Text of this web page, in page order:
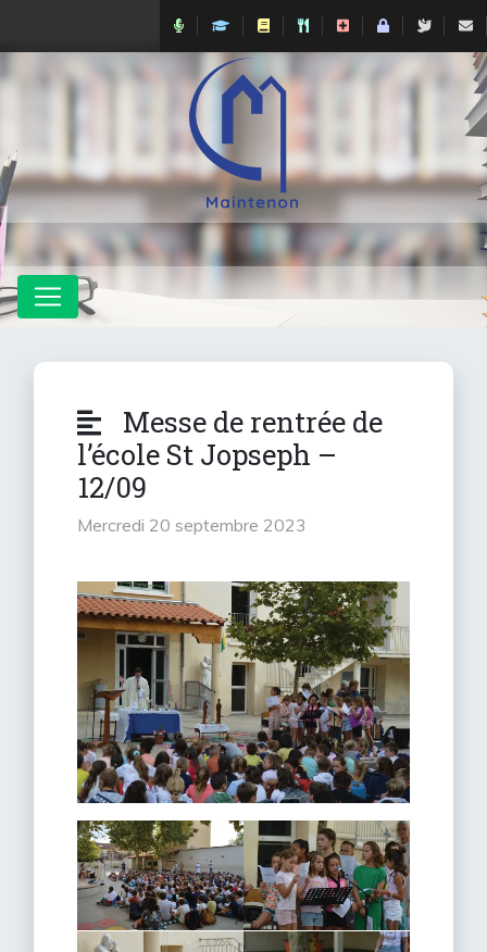
Messe de rentrée de
l’école St Jopseph –
12/09
mercredi 20 septembre 2023